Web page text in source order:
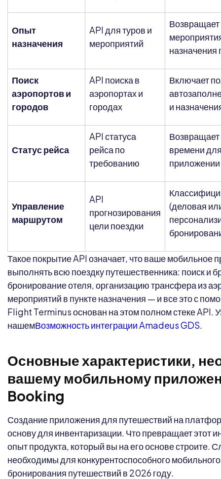
Опыт
назначения
API для туров и
мероприятий
назначения
Поиск
аэропортов и
городов
API поиска в
аэропортах и ​​
городах
Включает
и
Статус рейса
API статуса
рейса по
требованию
Возвращает
времени
Управление
маршрутом
API
прогнозирования
цели поездки
(деловая
Такое покрытие API означает, что ваше мобильное
выполнять всю поездку путешественника: поиск и
бронирование отеля, организацию трансфера из
мероприятий в пункте назначения — и все это с
Flight Terminus основан на этом полном стеке API.
нашемВозможность интеграции Amadeus GDS.
Основные характеристики,
вашему мобильному
Booking
Создание приложения для путешествий на
основу для инвентаризации. Что превращает этот
опыт продукта, который вы на его основе
необходимы для конкурентоспособного
бронирования путешествий в 2026 году.